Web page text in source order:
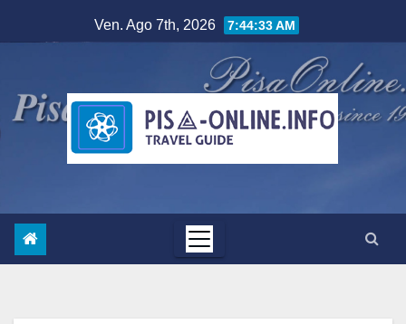
al
Ven. Ago 7th, 2026 7:44:34 AM